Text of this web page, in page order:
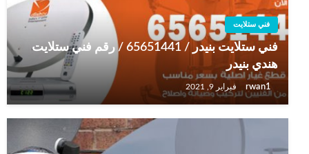
فني ستلايت
فني ستلايت بنيدر / 65651441 / رقم فني ستلايت
هندي بنيدر
rwan1 فبراير 9, 2021